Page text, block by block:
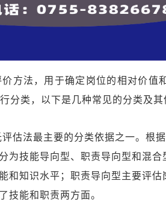
方法，用于确定岗位的相对价值
分类，以下是几种常见的分类及其
估法最主要的分类依据之一。根
为技能导向型、职责导向型和混合
和知识水平；职责导向型主要评估
技能和职责两方面。